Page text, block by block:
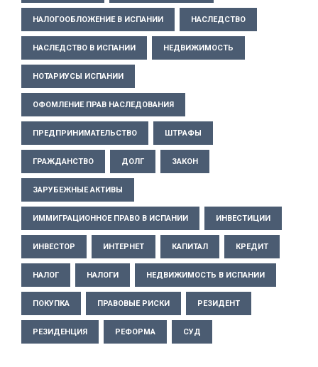
НАЛОГООБЛОЖЕНИЕ В ИСПАНИИ НАСЛЕДСТВО
НАСЛЕДСТВО В ИСПАНИИ НЕДВИЖИМОСТЬ
НОТАРИУСЫ ИСПАНИИ
ОФОМЛЕНИЕ ПРАВ НАСЛЕДОВАНИЯ
ПРЕДПРИНИМАТЕЛЬСТВО ШТРАФЫ
ГРАЖДАНСТВО ДОЛГ ЗАКОН
ЗАРУБЕЖНЫЕ АКТИВЫ
ИММИГРАЦИОННОЕ ПРАВО В ИСПАНИИ ИНВЕСТИЦИИ
ИНВЕСТОР ИНТЕРНЕТ КАПИТАЛ КРЕДИТ
НАЛОГ НАЛОГИ НЕДВИЖИМОСТЬ В ИСПАНИИ
ПОКУПКА ПРАВОВЫЕ РИСКИ РЕЗИДЕНТ
РЕЗИДЕНЦИЯ РЕФОРМА СУД